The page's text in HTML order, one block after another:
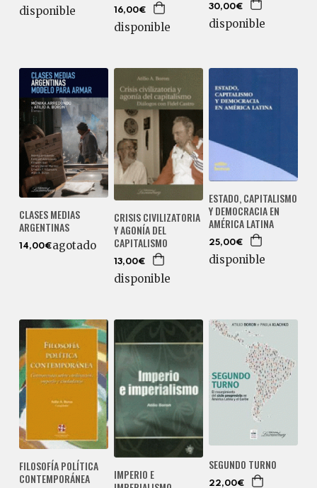
disponible 16,00€
disponible
30,00€
disponible
CLASES MEDIAS
ARGENTINAS
14,00€agotado
CRISIS CIVILIZATORIA
Y AGONÍA DEL
CAPITALISMO
13,00€
disponible
ESTADO, CAPITALISMO
Y DEMOCRACIA EN
AMÉRICA LATINA
25,00€
disponible
FILOSOFÍA POLÍTICA
CONTEMPORÁNEA
IMPERIO E
SEGUNDO TURNO
22,00€